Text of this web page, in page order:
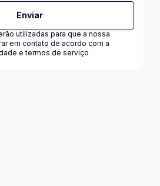
Enviar
utilizadas para que a nossa
em contato de acordo com a
e termos de serviço